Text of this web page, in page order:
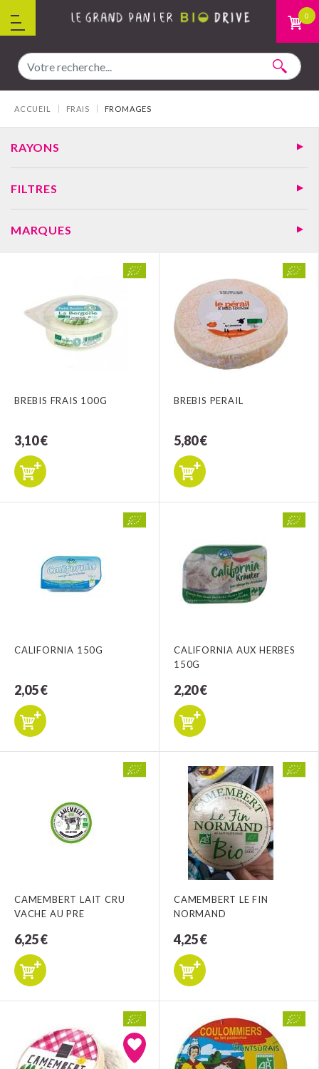
0
ACCUEIL FRAIS FROMAGES
RAYONS
FILTRES
MARQUES
BREBIS FRAIS 100G
3,10 €
BREBIS PERAIL
5,80 €
CALIFORNIA 150G
2,05 €
CALIFORNIA AUX HERBES
150G
2,20 €
CAMEMBERT LAIT CRU
VACHE AU PRE
6,25 €
CAMEMBERT LE FIN
NORMAND
4,25 €